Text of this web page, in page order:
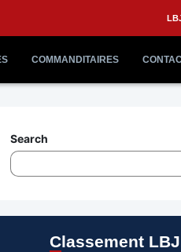
COMMANDITAIRES
Search
Classement